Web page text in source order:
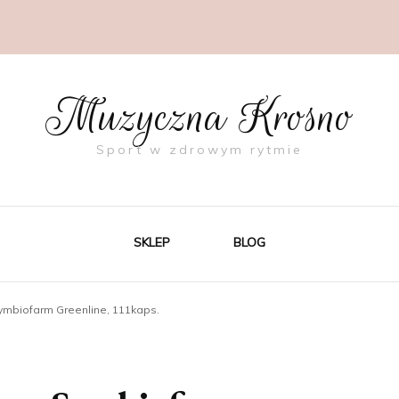
Muzyczna Krosno
Sport w zdrowym rytmie
SKLEP BLOG
Greenline, 111kaps.